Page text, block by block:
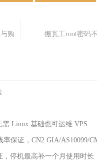
购
搬瓦工root密码
Linux 基础也可运维 VPS
保证，CN2 GIA/AS10099/
停机最高补一个月使用时长